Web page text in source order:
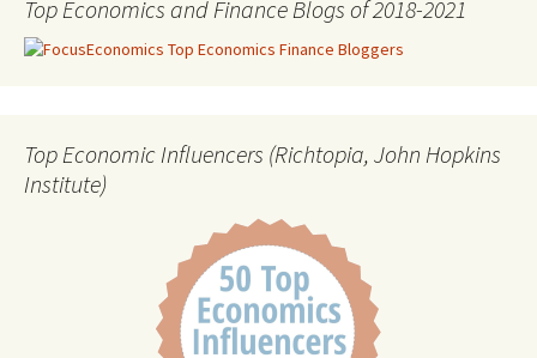
Top Economics and Finance Blogs of 2018-2021
Top Economic Influencers (Richtopia, John Hopkins
Institute)